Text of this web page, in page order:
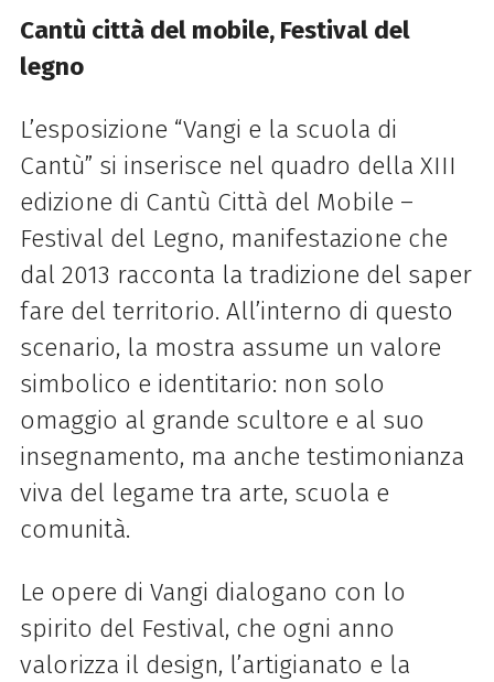
Cantù città del mobile, Festival del
legno
L’esposizione “Vangi e la scuola di
Cantù” si inserisce nel quadro della XIII
edizione di Cantù Città del Mobile –
Festival del Legno, manifestazione che
dal 2013 racconta la tradizione del saper
fare del territorio. All’interno di questo
scenario, la mostra assume un valore
simbolico e identitario: non solo
omaggio al grande scultore e al suo
insegnamento, ma anche testimonianza
viva del legame tra arte, scuola e
comunità.
Le opere di Vangi dialogano con lo
spirito del Festival, che ogni anno
valorizza il design, l’artigianato e la